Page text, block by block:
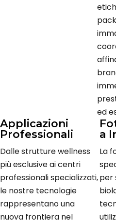
ed
Applicazioni
Professionali
Dalle strutture wellness
più esclusive ai centri
professionali specializzati,
le nostre tecnologie
rappresentano una
nuova frontiera nel
a
La
per